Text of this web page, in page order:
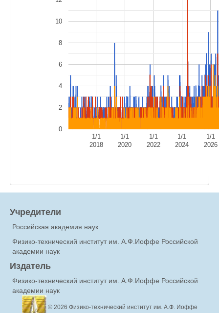
1/1
2018
1/1
2020
1/1
2022
1/1
2024
1/1
2026
0
2
4
6
8
10
Учредители
Российская академия наук
Физико-технический институт им. А.Ф.Иоффе Российской
академии наук
Издатель
Физико-технический институт им. А.Ф.Иоффе Российской
академии наук
© 2026 Физико-технический институт им. А.Ф. Иоффе